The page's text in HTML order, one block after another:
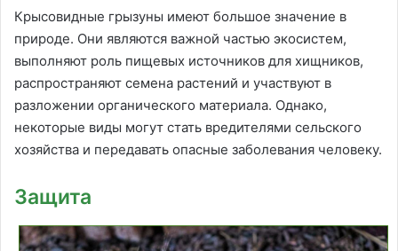
Крысовидные грызуны имеют большое значение в
природе. Они являются важной частью экосистем,
выполняют роль пищевых источников для хищников,
распространяют семена растений и участвуют в
разложении органического материала. Однако,
некоторые виды могут стать вредителями сельского
хозяйства и передавать опасные заболевания человеку.
Защита